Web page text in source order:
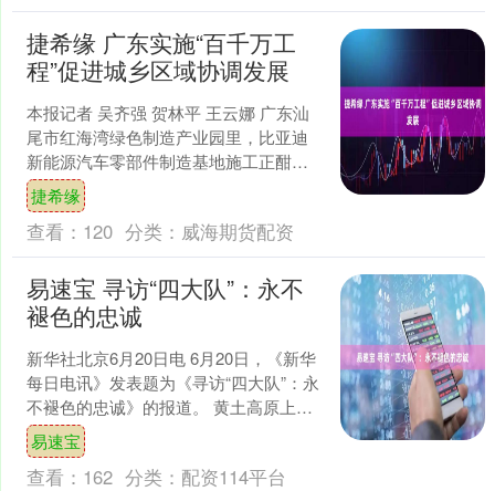
捷希缘 广东实施“百千万工
程”促进城乡区域协调发展
本报记者 吴齐强 贺林平 王云娜 广东汕
尾市红海湾绿色制造产业园里，比亚迪
新能源汽车零部件制造基地施工正酣。
在深圳—汕尾市际帮扶协作机制推动
下，2025年3月比....
捷希缘
查看： 120 分类： 威海期货配资
易速宝 寻访“四大队”：永不
褪色的忠诚
新华社北京6月20日电 6月20日，《新华
每日电讯》发表题为《寻访“四大队”：永
不褪色的忠诚》的报道。 黄土高原上，
沟峁层峦叠嶂，山间的微风带来远方的
回响。 走....
易速宝
查看： 162 分类： 配资114平台